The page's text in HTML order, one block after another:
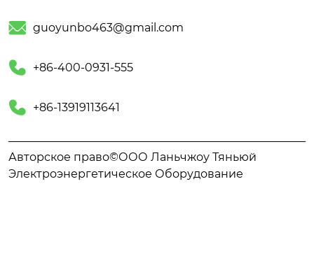
 guoyunbo463@gmail.com
 +86-400-0931-555
 +86-13919113641
Авторское право©ООО Ланьчжоу Тяньюй
Электроэнергетическое Оборудование